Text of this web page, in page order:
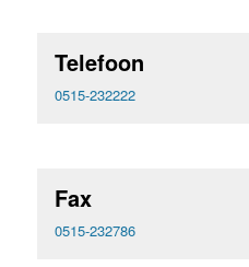
Telefoon
0515-232222
Fax
0515-232786